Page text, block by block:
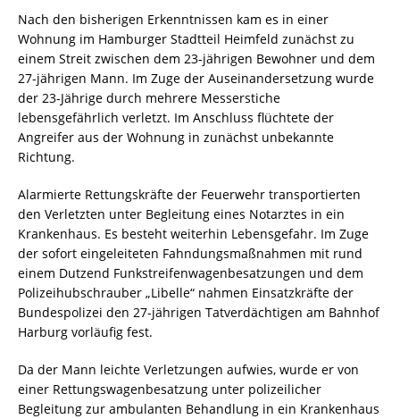
Nach den bisherigen Erkenntnissen kam es in einer
Wohnung im Hamburger Stadtteil Heimfeld zunächst zu
einem Streit zwischen dem 23-jährigen Bewohner und dem
27-jährigen Mann. Im Zuge der Auseinandersetzung wurde
der 23-Jährige durch mehrere Messerstiche
lebensgefährlich verletzt. Im Anschluss flüchtete der
Angreifer aus der Wohnung in zunächst unbekannte
Richtung.
Alarmierte Rettungskräfte der Feuerwehr transportierten
den Verletzten unter Begleitung eines Notarztes in ein
Krankenhaus. Es besteht weiterhin Lebensgefahr. Im Zuge
der sofort eingeleiteten Fahndungsmaßnahmen mit rund
einem Dutzend Funkstreifenwagenbesatzungen und dem
Polizeihubschrauber „Libelle“ nahmen Einsatzkräfte der
Bundespolizei den 27-jährigen Tatverdächtigen am Bahnhof
Harburg vorläufig fest.
Da der Mann leichte Verletzungen aufwies, wurde er von
einer Rettungswagenbesatzung unter polizeilicher
Begleitung zur ambulanten Behandlung in ein Krankenhaus